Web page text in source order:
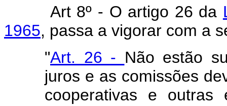
Art 8º - O artigo 26 da
1965, passa a vigorar com a
"Art. 26 - Não estão
juros e as comissões
cooperativas e outras